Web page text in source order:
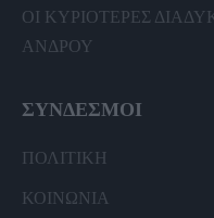
ΟΙ ΚΥΡΙΟΤΕΡΕΣ
ΑΝΔΡΟΥ
ΣΥΝΔΕΣΜΟΙ
ΠΟΛΙΤΙΚΗ
ΚΟΙΝΩΝΙΑ